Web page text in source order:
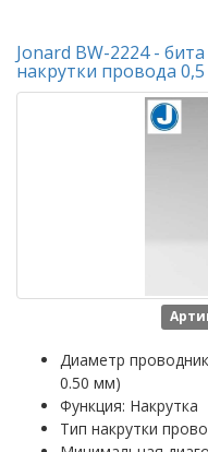
Jonard BW-2224 -
накрутки провода
Диаметр
0.50 мм)
Функция: Накрутка
Тип накрутки